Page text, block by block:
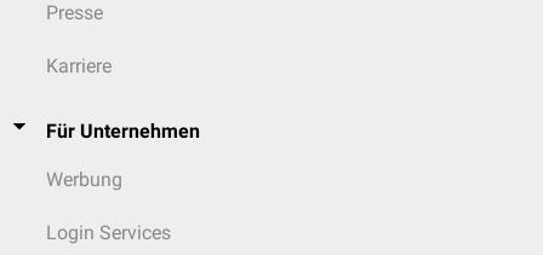
Presse
Karriere
Für Unternehmen
Werbung
Login Services